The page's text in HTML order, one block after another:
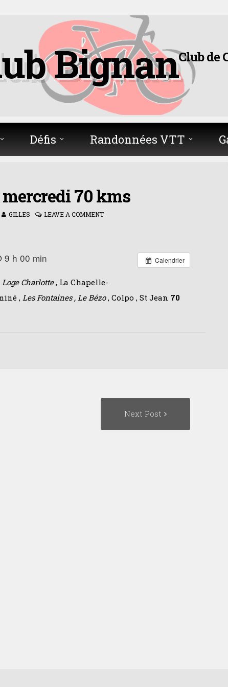
BignanClub de
Défis Randonnées VTT
70 kms
GILLES LEAVE A COMMENT
Calendrier
9 h 00 min
Charlotte, La Chapelle-
, Les Fontaines , Le Bézo, Colpo , St Jean 70
Next Post